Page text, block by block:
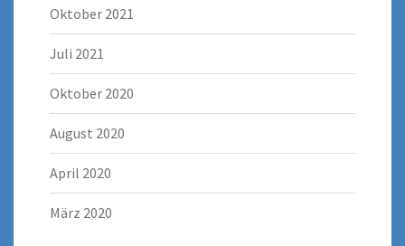
Oktober 2021
Juli 2021
Oktober 2020
August 2020
April 2020
März 2020